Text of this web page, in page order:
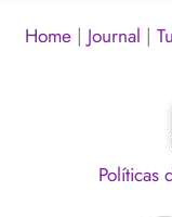
desinflamarlo
en
cambiar
Home| Journal |
Políticas